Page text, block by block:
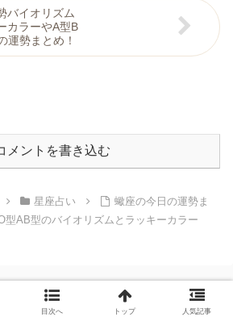
バイオリズム
カラーやA型B
運勢まとめ！
メントを書き込む
星座占い
蠍座の今日の運勢ま
型AB型のバイオリズムとラッキーカラー
目次へ トップ 人気記事